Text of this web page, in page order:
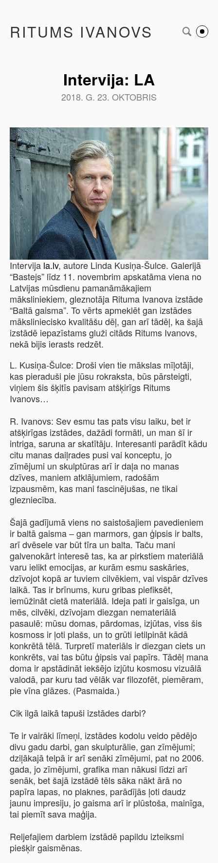
RITUMS IVANOVS
Intervija: LA
2018. G. 23. OKTOBRIS
Intervija la.lv, autore Linda Kusiņa-Šulce. Galerijā
“Bastejs” līdz 11. novembrim apskatāma viena no
Latvijas mūsdienu pamanāmākajiem
māksliniekiem, gleznotāja Rituma Ivanova izstāde
“Baltā gaisma”. To vērts apmeklēt gan izstādes
māksliniecisko kvalitāšu dēļ, gan arī tādēļ, ka šajā
izstādē iepazīstams gluži citāds Ritums Ivanovs,
nekā bijis ierasts redzēt.
L. Kusiņa-Šulce: Droši vien tie mākslas mīļotāji,
kas pieraduši pie jūsu rokraksta, būs pārsteigti,
viņiem šis šķitīs pavisam atšķirīgs Ritums
Ivanovs…
R. Ivanovs: Sev esmu tas pats visu laiku, bet ir
atšķirīgas izstādes, dažādi formāti, un man šī ir
intriga, saruna ar skatītāju. Interesanti parādīt kādu
citu manas daiļrades pusi vai konceptu, jo
zīmējumi un skulptūras arī ir daļa no manas
dzīves, maniem atklājumiem, radošām
izpausmēm, kas mani fascinējušas, ne tikai
glezniecība.
Šajā gadījumā viens no saistošajiem pavedieniem
ir baltā gaisma – gan marmors, gan ģipsis ir balts,
arī dvēsele var būt tīra un balta. Taču mani
galvenokārt interesē tas, ka ar pirkstiem materiālā
varu ielikt emocijas, ar kurām esmu saskāries,
dzīvojot kopā ar tuviem cilvēkiem, vai vispār dzīves
laikā. Tas ir brīnums, kuru gribas piefiksēt,
iemūžināt cietā materiālā. Ideja pati ir gaisīga, un
mēs, cilvēki, dzīvojam diezgan nemateriālā
pasaulē: mūsu domas, pārdomas, izjūtas, viss šis
kosmoss ir ļoti plašs, un to grūti ietilpināt kādā
konkrētā tēlā. Turpretī materiāls ir diezgan ciets un
konkrēts, vai tas būtu ģipsis vai papīrs. Tādēļ mana
doma ir apstādināt iekšējo izjūtu kosmosu vizuālā
valodā, par kuru tad vēlāk var filozofēt, piemēram,
pie vīna glāzes. (Pasmaida.)
Cik ilgā laikā tapuši izstādes darbi?
Te ir vairāki līmeņi, izstādes kodolu veido pēdējo
divu gadu darbi, gan skulpturālie, gan zīmējumi;
dziļākajā telpā ir arī senāki zīmējumi, pat no 2006.
gada, jo zīmējumi, grafika man nākusi līdzi arī
senāk, bet šajā izstādē tēls sāka nākt ārā no
papīra lapas, no plaknes, parādījās ļoti daudz
jaunu impresiju, jo gaisma arī ir plūstoša, mainīga,
tai piemīt sava maģija.
Reljefajiem darbiem izstādē papildu izteiksmi
piešķir gaismēnas.